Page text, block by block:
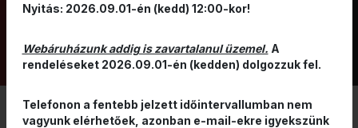
RUHÁZAT TESZTEK
Nyitás: 2026.09.01-én (kedd) 12:00-kor!
Webáruházunk addig is zavartalanul üzemel. A
rendeléseket 2026.09.01-én (kedden) dolgozzuk fel.
Telefonon a fentebb jelzett időintervallumban nem
vagyunk elérhetőek, azonban e-mail-ekre igyekszünk